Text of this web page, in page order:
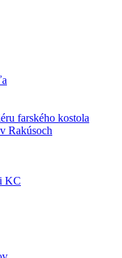
farského kostola
Rakúsoch
KC